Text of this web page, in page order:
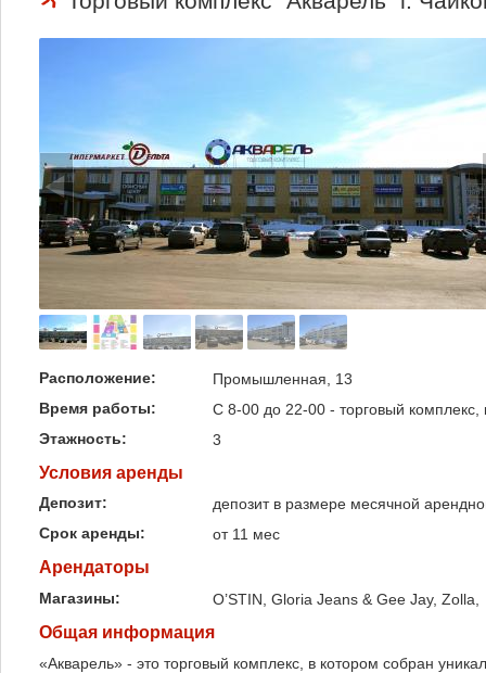
Расположение:
Промышленная, 13
Время работы:
С 8-00 до 22-00 - торговый комплекс,
Этажность:
3
Условия аренды
Депозит:
депозит в размере месячной
Срок аренды:
от 11 мес
Арендаторы
Магазины: O’STIN, Gloria Jeans & Gee Jay, Zolla,
Общая информация
«Акварель» - это торговый комплекс, в котором собран